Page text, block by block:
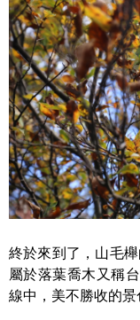
終於來到了，山毛
屬於落葉喬木又稱
線中，美不勝收的景